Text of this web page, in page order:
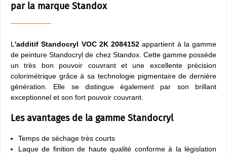
par la marque Standox
L 'additif Standocryl VOC 2K 2084152appartient à la gamme
de peinture Standocryl de chez Standox. Cette gamme possède
un très bon pouvoir couvrant et une excellente précision
colorimétrique grâce à sa technologie pigmentaire de dernière
génération. Elle se distingue également par son brillant
exceptionnel et son fort pouvoir couvrant.
Les avantages de la gamme Standocryl
Temps de séchage très courts
Laque de finition de haute qualité conforme à la législation